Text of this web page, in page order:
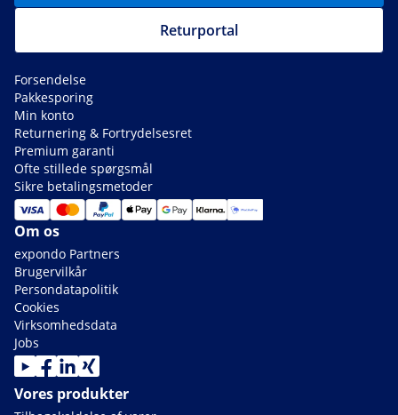
Returportal
Forsendelse
Pakkesporing
Min konto
Returnering & Fortrydelsesret
Premium garanti
Ofte stillede spørgsmål
Sikre betalingsmetoder
Om os
expondo Partners
Brugervilkår
Persondatapolitik
Cookies
Virksomhedsdata
Jobs
Vores produkter